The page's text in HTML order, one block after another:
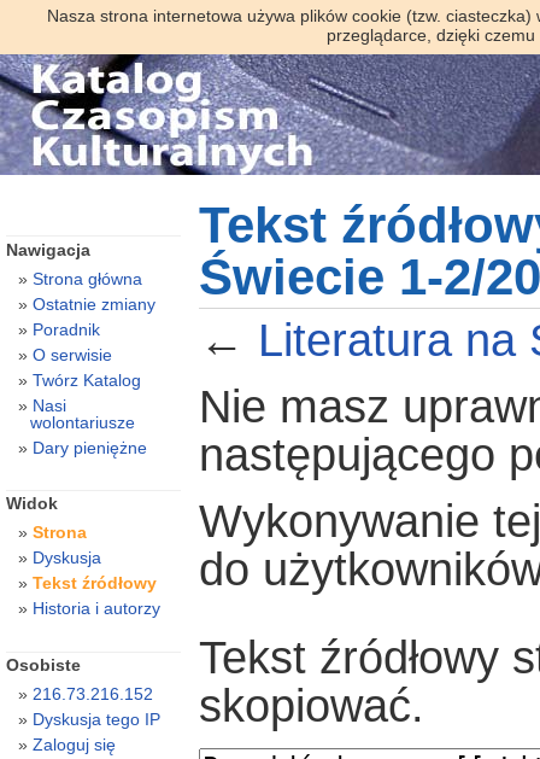
Nasza strona internetowa używa plików cookie (tzw.
przeglądarce, dzięki
Tekst
Świecie 1-2/
← Literatura na
Nie masz
następującego
Wykonywanie
do
Tekst źródłowy
skopiować.
Nawigacja
Strona główna
Ostatnie zmiany
Poradnik
O serwisie
Twórz Katalog
Nasi
wolontariusze
Dary pieniężne
Widok
Strona
Dyskusja
Tekst źródłowy
Historia i autorzy
Osobiste
216.73.216.152
Dyskusja tego IP
Zaloguj się